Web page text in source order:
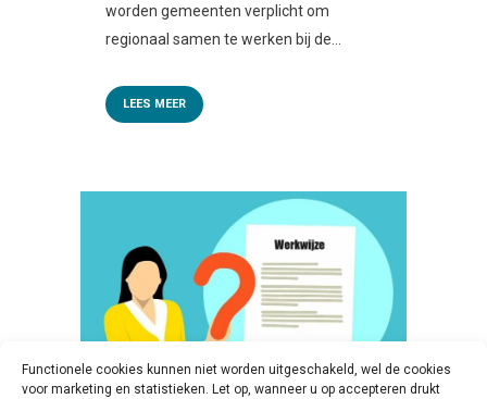
Functionele cookies kunnen niet worden uitgeschakeld, wel de cookies
voor marketing en statistieken. Let op, wanneer u op accepteren drukt
worden gemeenten verplicht om
regionaal samen te werken bij de...
LEES MEER